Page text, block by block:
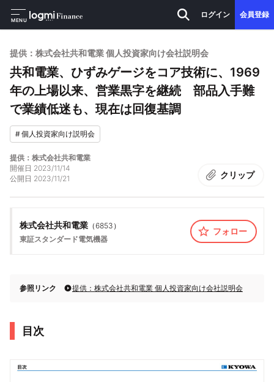
MENU
ログイン 会員登録
提供：株式会社共和電業 個人投資家向け会社説明会
共和電業、ひずみゲージをコア技術に、1969
年の上場以来、営業黒字を継続 部品入手難
で業績低迷も、現在は回復基調
#個人投資家向け説明会
提供：株式会社共和電業
開催日 2023/11/14
公開日 2023/11/21 クリップ
株式会社共和電業 （6853 ）
東証スタンダード電気機器
フォロー
参照リンク 提供：株式会社共和電業 個人投資家向け会社説明会
目次